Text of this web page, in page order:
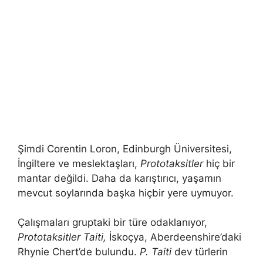
Şimdi Corentin Loron, Edinburgh Üniversitesi,
İngiltere ve meslektaşları, Prototaksitlerhiç bir
mantar değildi. Daha da karıştırıcı, yaşamın
mevcut soylarında başka hiçbir yere uymuyor.
Çalışmaları gruptaki bir türe odaklanıyor,
Prototaksitler Taiti, İskoçya, Aberdeenshire’daki
Rhynie Chert’de bulundu. P. Taiti dev türlerin